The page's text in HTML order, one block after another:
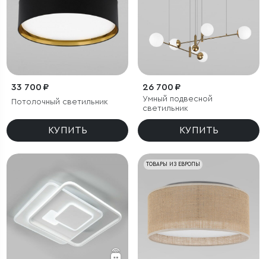
33 700 ₽
Потолочный светильник
КУПИТЬ
26 700 ₽
Умный подвесной
светильник
КУПИТЬ
ТОВАРЫ ИЗ ЕВРОПЫ